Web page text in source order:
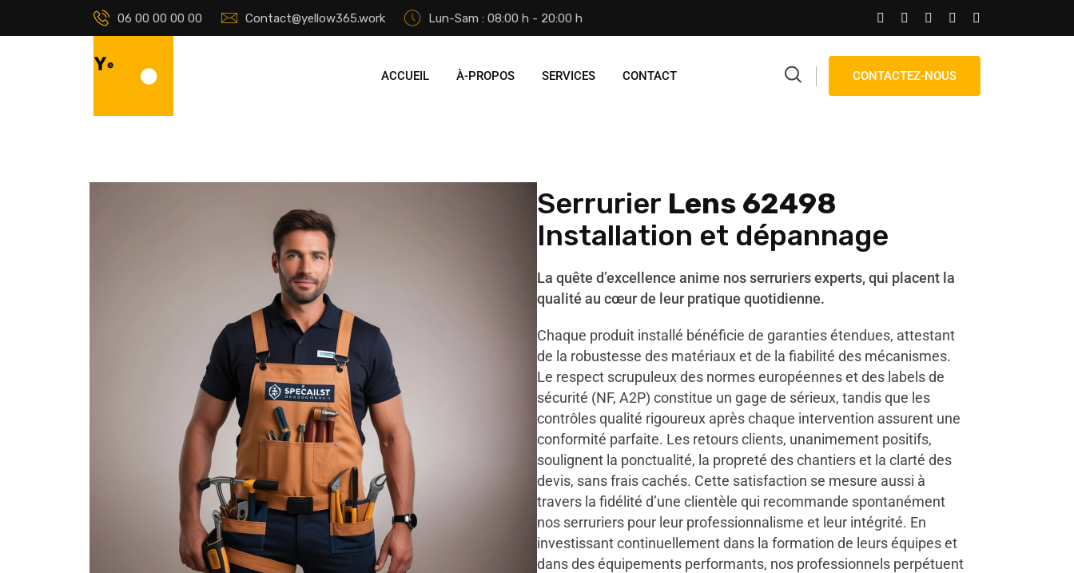
06 00 00 00 00 Contact@yellow365.work Lun-Sam : 08:00 h - 20:00 h
ACCUEIL À-PROPOS SERVICES CONTACT CONTACTEZ-NOUS
Serrurier Lens 62498
Installation et dépannage
La quête d’excellence anime nos serruriers experts, qui placent la
qualité au cœur de leur pratique quotidienne.
Chaque produit installé bénéficie de garanties étendues, attestant
de la robustesse des matériaux et de la fiabilité des mécanismes.
Le respect scrupuleux des normes européennes et des labels de
sécurité (NF, A2P) constitue un gage de sérieux, tandis que les
contrôles qualité rigoureux après chaque intervention assurent une
conformité parfaite. Les retours clients, unanimement positifs,
soulignent la ponctualité, la propreté des chantiers et la clarté des
devis, sans frais cachés. Cette satisfaction se mesure aussi à
travers la fidélité d’une clientèle qui recommande spontanément
nos serruriers pour leur professionnalisme et leur intégrité. En
investissant continuellement dans la formation de leurs équipes et
dans des équipements performants, nos professionnels perpétuent